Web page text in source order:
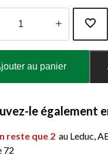
au panier
le également
reste que 2 au Leduc,
72